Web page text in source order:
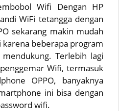
Wifi Dengan HP
WiFi tetangga dengan
sekarang makin mudah
beberapa program
Terlebih lagi
Wifi, termasuk
OPPO, banyaknya
ini bisa dengan
wifi.